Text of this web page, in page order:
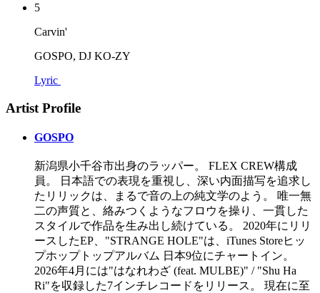
5
Carvin'
GOSPO, DJ KO-ZY
Lyric
Artist Profile
GOSPO
新潟県小千谷市出身のラッパー。 FLEX CREW構成
員。 日本語での表現を重視し、深い内面描写を追求し
たリリックは、まるで音の上の純文学のよう。 唯一無
二の声質と、絡みつくようなフロウを操り、一貫した
スタイルで作品を生み出し続けている。 2020年にリリ
ースしたEP、"STRANGE HOLE"は、iTunes Storeヒッ
プホップトップアルバム 日本9位にチャートイン。
2026年4月には"はなれわざ (feat. MULBE)" / "Shu Ha
Ri"を収録した7インチレコードをリリース。 現在に至